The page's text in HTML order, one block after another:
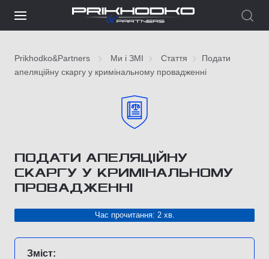
Prikhodko&Partners Ми і ЗМІ Стаття
Подати
апеляційну скаргу у кримінальному провадженні
ПОДАТИ АПЕЛЯЦІЙНУ
СКАРГУ У КРИМІНАЛЬНОМУ
ПРОВАДЖЕННІ
Час прочитання: 2 хв.
Зміст: